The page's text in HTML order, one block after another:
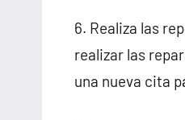
6. Realiza las
realizar las
una nueva cita